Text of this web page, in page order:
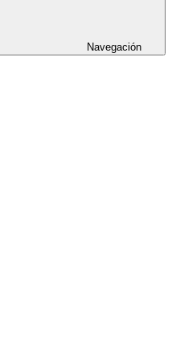
Navegación